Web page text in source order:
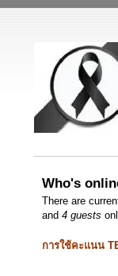
Who's
There are
and4 guests
การใช้คะแนน